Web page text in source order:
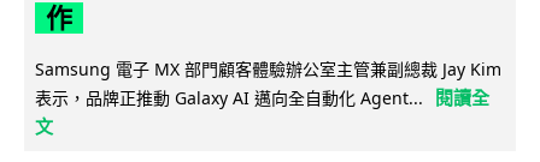
作
Samsung 電子 MX 部門顧客體驗辦公室主管兼副總裁 Jay Kim
表示，品牌正推動 Galaxy AI 邁向全自動化 Agent...
閱讀全
文